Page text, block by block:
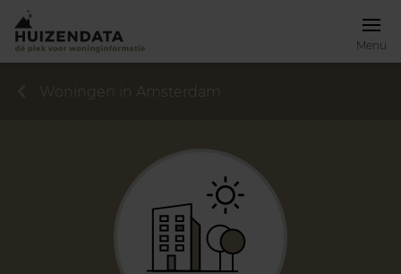
Menu
Woningen in Amsterdam